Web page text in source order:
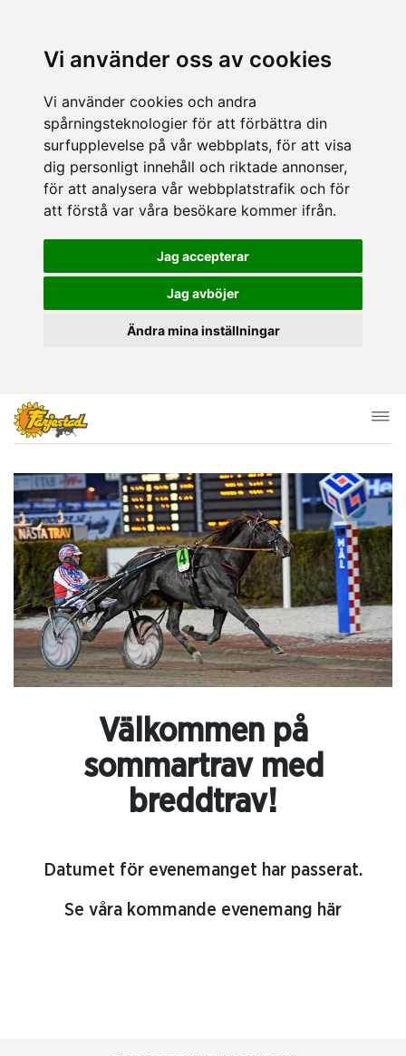
Vi använder oss av cookies
Vi använder cookies och andra
spårningsteknologier för att förbättra din
surfupplevelse på vår webbplats, för att visa
dig personligt innehåll och riktade annonser,
för att analysera vår webbplatstrafik och för
att förstå var våra besökare kommer ifrån.
Jag accepterar
Jag avböjer
Ändra mina inställningar
Välkommen på
sommartrav med
breddtrav!
Datumet för evenemanget har passerat.
Se våra kommande evenemang här